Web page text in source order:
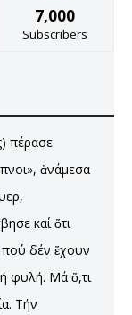
7,000
Subscribers
πέρασε
ἀνάμεσα
καί ὅτι
δέν ἔχουν
φυλή. Μά ὅ,τι
Τήν